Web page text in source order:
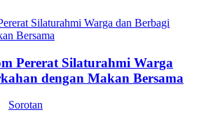
Pererat Silaturahmi Warga
dengan Makan Bersama
Sorotan